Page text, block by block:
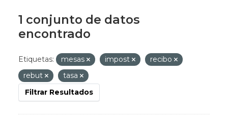
1 conjunto de datos
encontrado
Etiquetas: mesas impost
recibo
rebut
tasa
Filtrar Resultados